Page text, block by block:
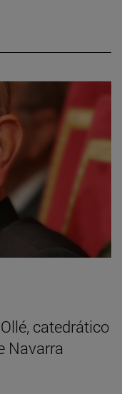
catedrático
Navarra